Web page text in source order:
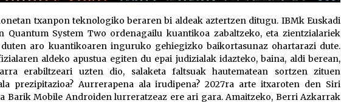
txanpon teknologiko beraren bi aldeak aztertzen ditugu. IBMk Euskadi
Quantum System Two ordenagailu kuantikoa zabaltzeko, eta zientzialariek
aro kuantikoaren inguruko gehiegizko baikortasunaz ohartarazi dute.
aldeko apustua egiten du epai judizialak idazteko, baina, aldi berean,
erabiltzeari uzten dio, salaketa faltsuak hautematean sortzen zituen
prezipitazioa? Aurrerapena ala irudipena? 2027ra arte itxaroten den Siri
Barik Mobile Androiden lurreratzeaz ere ari gara. Amaitzeko, Berri Azkarrak